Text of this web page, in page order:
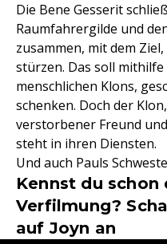
Die Bene Gesserit
Raumfahrergilde und
zusammen, mit dem
stürzen. Das soll mithilfe
menschlichen Klons,
schenken. Doch der
verstorbener Freund
steht in ihren Diensten.
Und auch Pauls
Kennst du schon
Verfilmung?
auf Joyn an